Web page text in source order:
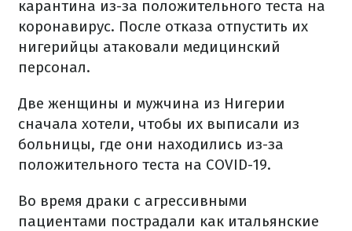
карантина из-за положительного теста на
коронавирус. После отказа отпустить их
нигерийцы атаковали медицинский
персонал.
Две женщины и мужчина из Нигерии
сначала хотели, чтобы их выписали из
больницы, где они находились из-за
положительного теста на COVID-19.
Во время драки с агрессивными
пациентами пострадали как итальянские